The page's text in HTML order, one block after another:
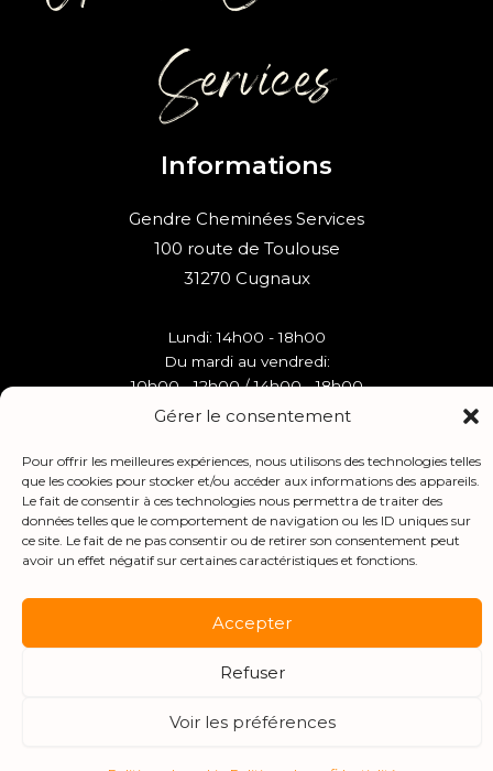
Gérer le consentement
Pour offrir les meilleures expériences, nous utilisons des technologies telles
que les cookies pour stocker et/ou accéder aux informations des appareils.
Le fait de consentir à ces technologies nous permettra de traiter des
données telles que le comportement de navigation ou les ID uniques sur
ce site. Le fait de ne pas consentir ou de retirer son consentement peut
avoir un effet négatif sur certaines caractéristiques et fonctions.
Accepter
Refuser
Voir les préférences
Services
Informations
Gendre Cheminées Services
100 route de Toulouse
31270 Cugnaux
Lundi: 14h00 - 18h00
Du mardi au vendredi:
10h00 - 12h00 / 14h00 - 18h00
Liens utiles
Nous contacter
S'inscrire à la newsletter
Politique de confidentialité
Politique de cookies
Mentions légales
Crédits